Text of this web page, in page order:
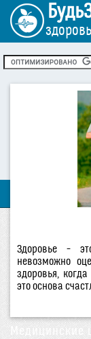
Здоровье –
невозможно
здоровья,
это основа
Медицинские